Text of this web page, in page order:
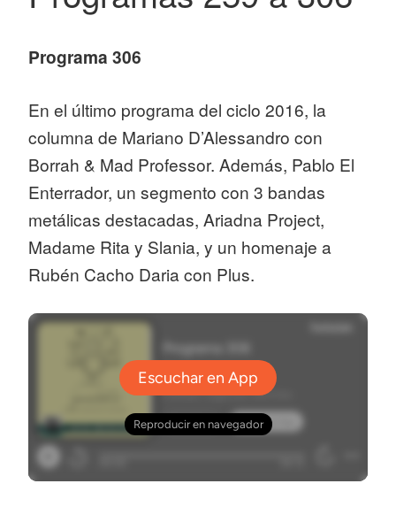
Programa 306
En el último programa del ciclo 2016, la
columna de Mariano D’Alessandro con
Borrah & Mad Professor. Además, Pablo El
Enterrador, un segmento con 3 bandas
metálicas destacadas, Ariadna Project,
Madame Rita y Slania, y un homenaje a
Rubén Cacho Daria con Plus.